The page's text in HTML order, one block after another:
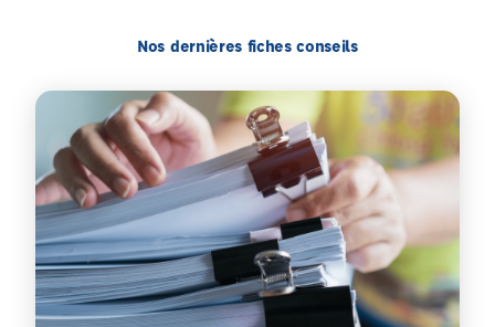
Nos dernières fiches conseils